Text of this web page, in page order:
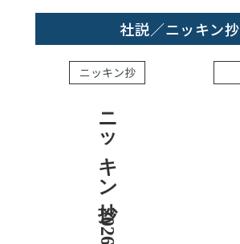
社説／ニッキン抄
ニッキン抄
ニッキン抄 2026.8.7